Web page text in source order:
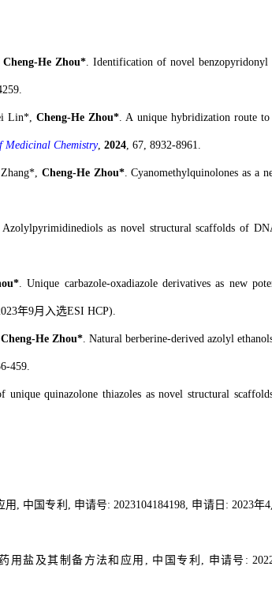
Cheng-He Zhou* . Identification of novel benzopyridonyl
Lin*,Cheng-He Zhou* . A unique hybridization route
Medicinal Chemistry, 2024, 67, 8932-8961.
Cheng-He Zhou*. Cyanomethylquinolones as a
Azolylpyrimidinediols as novel structural scaffolds of
. Unique carbazole-oxadiazole derivatives as new
年9月入选ESI HCP).
Cheng-He Zhou* . Natural berberine-derived azolyl
459.
quinazolone thiazoles as novel structural
, 中国专利, 申请号: 2023104184198, 申请日: 2023年
盐及其制备方法和应用, 中国专利, 申请号: